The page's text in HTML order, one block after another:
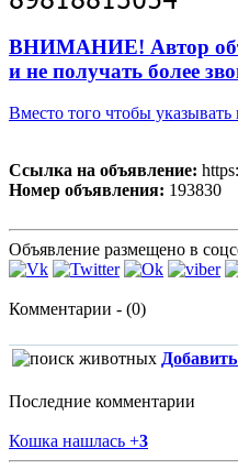
ВНИМАНИЕ! Автор
и не получать более
Вместо того чтобы
Ссылка на объявление:
Номер объявления: 193830
Объявление размещено в
Комментарии - (0)
Последние комментарии
Кошка нашлась +3